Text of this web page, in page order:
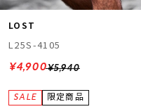
LOST
L25S-4105
¥5,940
¥4,900